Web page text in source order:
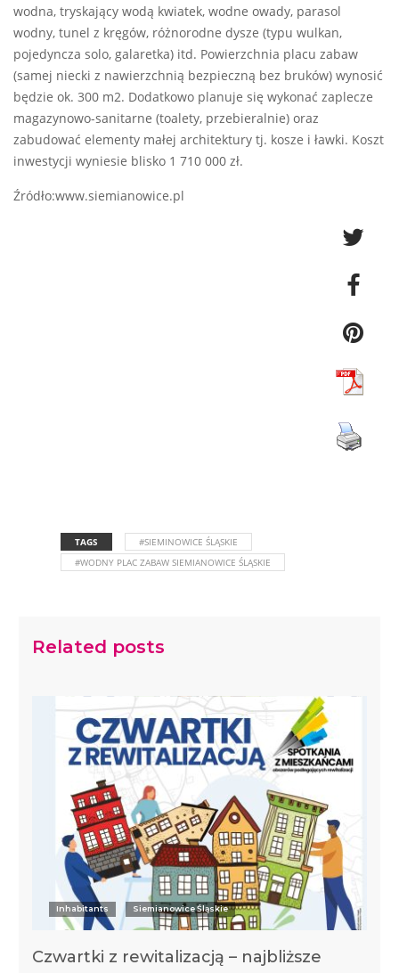
wodna, tryskający wodą kwiatek, wodne owady, parasol
wodny, tunel z kręgów, różnorodne dysze (typu wulkan,
pojedyncza solo, galaretka) itd. Powierzchnia placu zabaw
(samej niecki z nawierzchnią bezpieczną bez bruków) wynosić
będzie ok. 300 m2. Dodatkowo planuje się wykonać zaplecze
magazynowo-sanitarne (toalety, przebieralnie) oraz
zabudować elementy małej architektury tj. kosze i ławki. Koszt
inwestycji wyniesie blisko 1 710 000 zł.
Źródło:www.siemianowice.pl
TAGS
#SIEMINOWICE ŚLĄSKIE
#WODNY PLAC ZABAW SIEMIANOWICE ŚLĄSKIE
Related posts
Inhabitants Siemianowice Śląskie
Czwartki z rewitalizacją – najbliższe